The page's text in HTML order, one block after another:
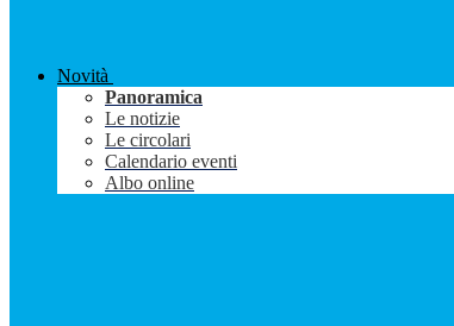
Novità
Panoramica
Le notizie
Le circolari
Calendario eventi
Albo online